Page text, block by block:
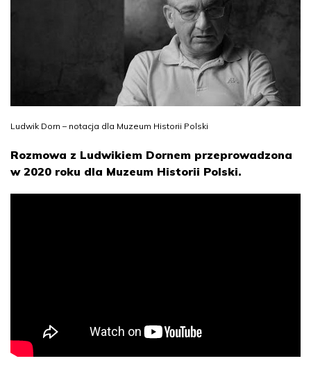
Ludwik Dorn – notacja dla Muzeum Historii Polski
Rozmowa z Ludwikiem Dornem przeprowadzona
w 2020 roku dla Muzeum Historii Polski.